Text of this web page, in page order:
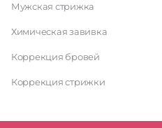
Мужская стрижка
Химическая завивка
Коррекция бровей
Коррекция стрижки